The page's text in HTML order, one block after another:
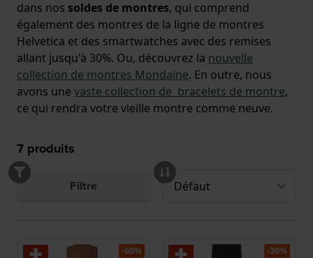
dans nos soldes de montres, qui comprend
également des montres de la ligne de montres
Helvetica et des smartwatches avec des remises
allant jusqu'à 30%. Ou, découvrez la nouvelle
collection de montres Mondaine. En outre, nous
avons une vaste collection de bracelets de montre,
ce qui rendra votre vieille montre comme neuve.
7 produits
Filtre
-60% -30%